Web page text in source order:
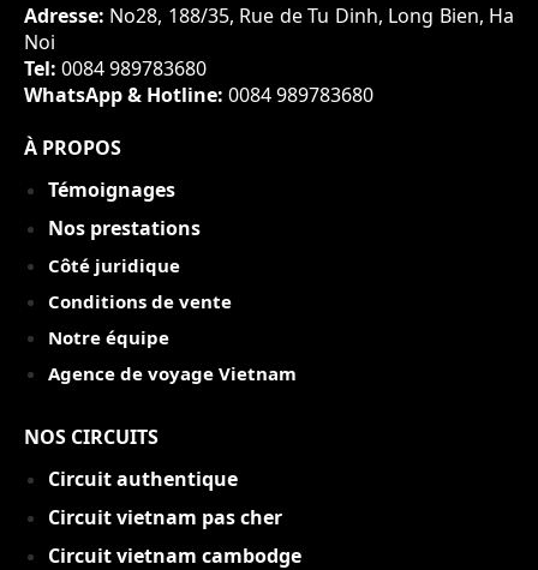
Adresse: No28, 188/35, Rue de Tu Dinh, Long Bien, Ha
Noi
Tel: 0084 989783680
WhatsApp & Hotline: 0084 989783680
À PROPOS
Témoignages
Nos prestations
Côté juridique
Conditions de vente
Notre équipe
Agence de voyage Vietnam
NOS CIRCUITS
Circuit authentique
Circuit vietnam pas cher
Circuit vietnam cambodge